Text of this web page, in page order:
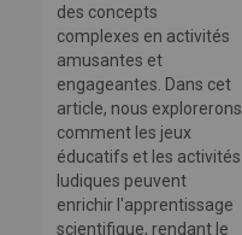
des concepts
complexes en activités
amusantes et
engageantes. Dans cet
article, nous explorerons
comment les jeux
éducatifs et les activités
ludiques peuvent
enrichir l'apprentissage
scientifique, rendant le